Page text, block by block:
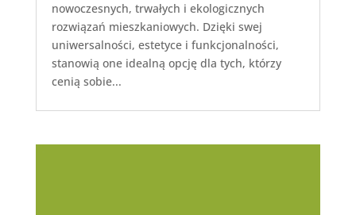
nowoczesnych, trwałych i ekologicznych
rozwiązań mieszkaniowych. Dzięki swej
uniwersalności, estetyce i funkcjonalności,
stanowią one idealną opcję dla tych, którzy
cenią sobie...